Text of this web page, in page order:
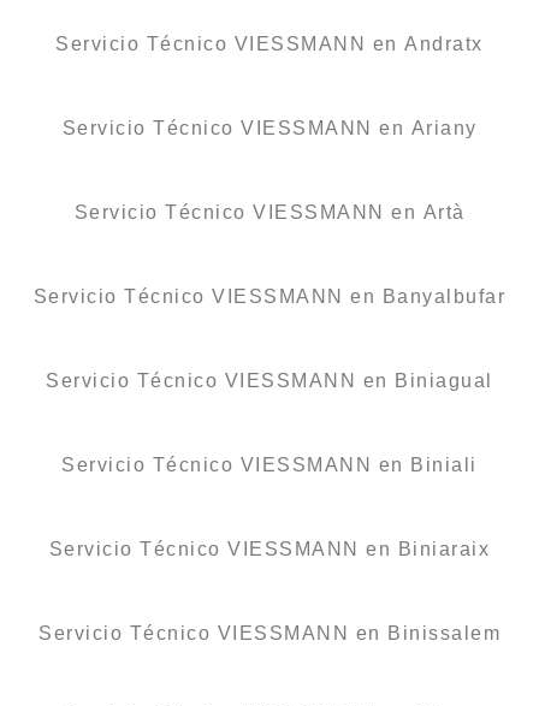
Servicio Técnico VIESSMANN en Andratx
Servicio Técnico VIESSMANN en Ariany
Servicio Técnico VIESSMANN en Artà
Servicio Técnico VIESSMANN en Banyalbufar
Servicio Técnico VIESSMANN en Biniagual
Servicio Técnico VIESSMANN en Biniali
Servicio Técnico VIESSMANN en Biniaraix
Servicio Técnico VIESSMANN en Binissalem